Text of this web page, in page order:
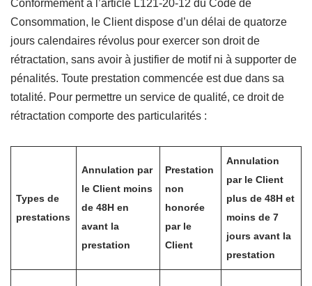
Conformément à l’article L121-20-12 du Code de
Consommation, le Client dispose d’un délai de quatorze
jours calendaires révolus pour exercer son droit de
rétractation, sans avoir à justifier de motif ni à supporter de
pénalités. Toute prestation commencée est due dans sa
totalité. Pour permettre un service de qualité, ce droit de
rétractation comporte des particularités :
Types de
prestations
Annulation par
le Client moins
de 48H en
avant la
prestation
Prestation
non
honorée
par le
Client
Annulation
par le Client
plus de 48H et
moins de 7
jours avant la
prestation